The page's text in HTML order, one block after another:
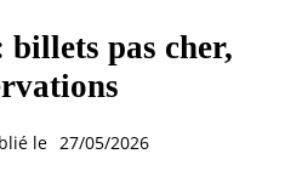
pas cher,
le 27/05/2026